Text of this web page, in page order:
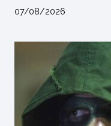
07/08/2026